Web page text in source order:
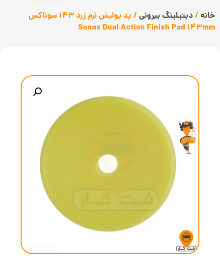
خانه / دیتیلینگ بیرونی
/ پد پولیش نرم زرد 143 سوناکس
Sonax Dual Action Finish Pad 143mm